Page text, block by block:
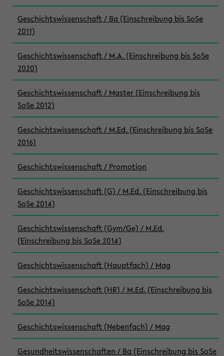
Geschichtswissenschaft / Ba (Einschreibung bis SoSe
2011)
Geschichtswissenschaft / M.A. (Einschreibung bis SoSe
2020)
Geschichtswissenschaft / Master (Einschreibung bis
SoSe 2012)
Geschichtswissenschaft / M.Ed. (Einschreibung bis SoSe
2016)
Geschichtswissenschaft / Promotion
Geschichtswissenschaft (G) / M.Ed. (Einschreibung bis
SoSe 2014)
Geschichtswissenschaft (Gym/Ge) / M.Ed.
(Einschreibung bis SoSe 2014)
Geschichtswissenschaft (Hauptfach) / Mag
Geschichtswissenschaft (HR) / M.Ed. (Einschreibung bis
SoSe 2014)
Geschichtswissenschaft (Nebenfach) / Mag
Gesundheitswissenschaften / Ba (Einschreibung bis SoSe